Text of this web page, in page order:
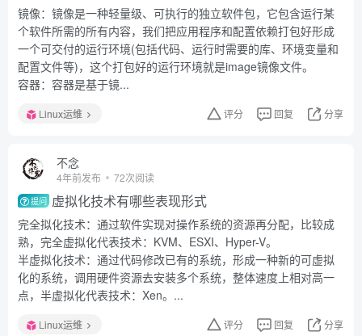
镜像：镜像是一种轻量级、可执行的独立软件包，它包含运行某
个软件所需的所有内容，我们把应用程序和配置依赖打包好形成
一个可交付的运行环境(包括代码、运行时需要的库、环境变量和
配置文件等)，这个打包好的运行环境就是image镜像文件。
容器：容器是基于镜...
Linux运维 评分 回复 分享
不念
4年前发布 72次阅读
提问 虚拟化技术有哪些表现形式
完全拟化技术：通过软件实现对操作系统的资源再分配，比较成
熟，完全虚拟化代表技术：KVM、ESXI、Hyper-V。
半虚拟化技术：通过代码修改已有的系统，形成一种新的可虚拟
化的系统，调用硬件资源去安装多个系统，整体速度上相对高一
点，半虚拟化代表技术：Xen。...
Linux运维 评分 回复 分享